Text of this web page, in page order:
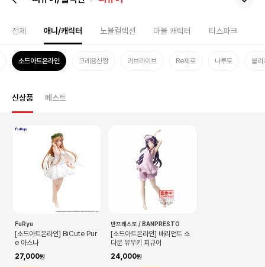
전체 애니/캐릭터 노블컬렉션 마블 캐릭터 티스파크
소드아트온라인 크레용신짱 러브라이브 Re제로 나루토 블리
신상품 베스트
FuRyu
[소드아트온라인] BiCute Pur
e 아스나
27,000
반프레스토 / BANPRESTO
[소드아트온라인] 배리언트 쇼
다운 유우키 피규어
24,000